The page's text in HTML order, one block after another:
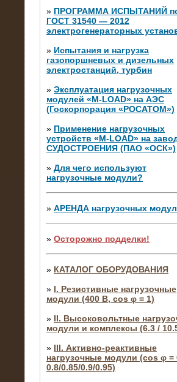
» ПРОГРАММА ИСПЫТАНИЙ
ГОСТ 31540 — 2012
электрогенераторных
» Испытания и нагрузка
газопоршневых и дизельных
электростанций, турбин
» Эксплуатация нагрузочных
модулей «M-LOAD» на АЭС
(Госкорпорация «РОСАТОМ»)
» Применение нагрузочных
устройств «M-LOAD» на
СУДОСТРОЕНИЯ (ПАО «ОСК»)
» Для чего используют
нагрузочные модули?
» АРЕНДА нагрузочных
» Осторожно подделки!
» КАТАЛОГ ОБОРУДОВАНИЯ
» I. Резистивные нагрузочные
модули (400 В, cos φ = 1)
» II. Высоковольтные
модули и комплексы (6.3 /
» III. Активно-реактивные
нагрузочные модули (cos φ =
0.8/0.85/0.9/0.95)